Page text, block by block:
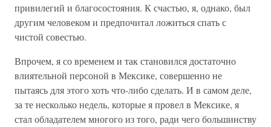
привилегий и благосостояния. К счастью, я, однако, был
другим человеком и предпочитал ложиться спать с
чистой совестью.
Впрочем, я со временем и так становился достаточно
влиятельной персоной в Мексике, совершенно не
пытаясь для этого хоть что-либо сделать. И в самом деле,
за те несколько недель, которые я провел в Мексике, я
стал обладателем многого из того, ради чего большинству